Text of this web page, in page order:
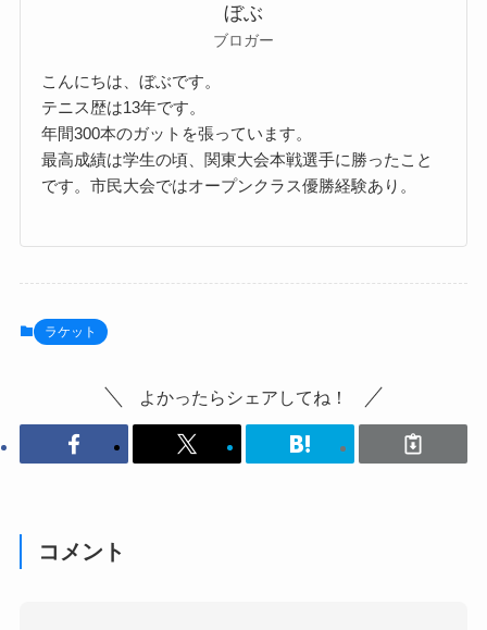
ぼぶ
ブロガー
こんにちは、ぼぶです。
テニス歴は13年です。
年間300本のガットを張っています。
最高成績は学生の頃、関東大会本戦選手に勝ったこと
です。市民大会ではオープンクラス優勝経験あり。
ラケット
よかったらシェアしてね！
コメント